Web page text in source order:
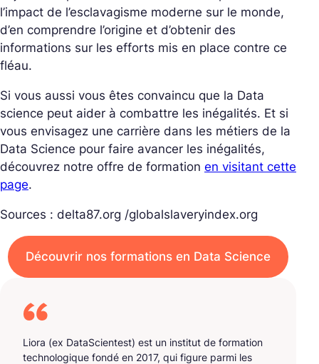
l’impact de l’esclavagisme moderne sur le monde,
d’en comprendre l’origine et d’obtenir des
informations sur les efforts mis en place contre ce
fléau.
Si vous aussi vous êtes convaincu que la Data
science peut aider à combattre les inégalités. Et si
vous envisagez une carrière dans les métiers de la
Data Science pour faire avancer les inégalités,
découvrez notre offre de formation en visitant cette
page.
Sources : delta87.org /globalslaveryindex.org
Découvrir nos formations en Data Science
Liora (ex DataScientest) est un institut de formation
technologique fondé en 2017, qui figure parmi les